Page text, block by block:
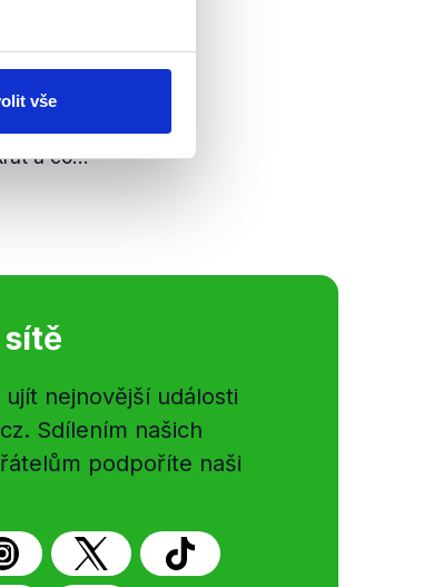
vše
o návrhu
bude
a co...
nejnovější události
Sdílením našich
podpoříte naši